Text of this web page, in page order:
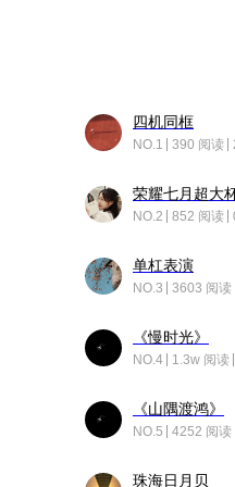
四机同框
NO.1 390 阅读
NO.2 852 阅读
单杠表演
NO.3 3603 阅读
《慢时光》
NO.4 1.3w 阅读
《山隅渡鸿》
NO.5 4252 阅读
珠海日月贝